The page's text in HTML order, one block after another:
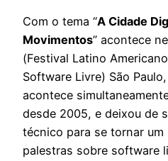
Com o tema “A Cidade
Movimentos” acontece
(Festival Latino
Software Livre) São
acontece
desde 2005, e deixou de
técnico para se tornar um
palestras sobre software